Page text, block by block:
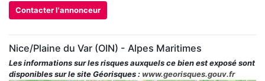
Contacter l'annonceur
Nice/Plaine du Var (OIN) - Alpes Maritimes
Les informations sur les risques auxquels ce bien est exposé sont
disponibles sur le site Géorisques : www.georisques.gouv.fr